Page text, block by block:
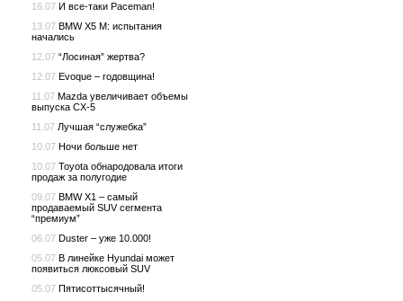
16.07 И все-таки Paceman!
13.07 BMW X5 M: испытания
начались
12.07 “Лосиная” жертва?
12.07 Evoque – годовщина!
11.07 Mazda увеличивает объемы
выпуска CX-5
11.07 Лучшая “служебка”
10.07 Ночи больше нет
10.07 Toyota обнародовала итоги
продаж за полугодие
09.07 BMW X1 – самый
продаваемый SUV сегмента
“премиум”
06.07 Duster – уже 10.000!
05.07 В линейке Hyundai может
появиться люксовый SUV
05.07 Пятисоттысячный!